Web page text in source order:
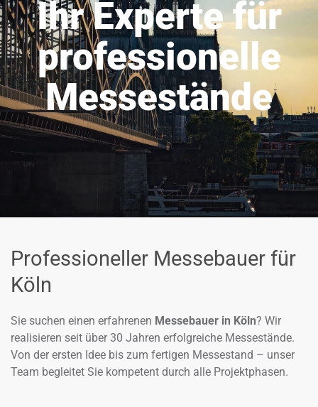
Ihr Experte für
professionelle
Messestände
Professioneller Messebauer für
Köln
Sie suchen einen erfahrenen Messebauer in Köln? Wir
realisieren seit über 30 Jahren erfolgreiche Messestände.
Von der ersten Idee bis zum fertigen Messestand – unser
Team begleitet Sie kompetent durch alle Projektphasen.